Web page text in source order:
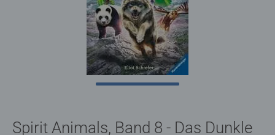
Spirit Animals, Band 8 - Das Dunkle